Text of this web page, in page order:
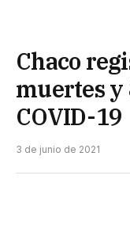
Chaco
muertes y
COVID-19
3 de junio de 2021